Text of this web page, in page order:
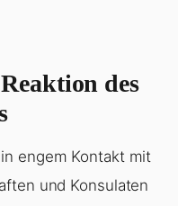
des
engem Kontakt mit
und Konsulaten